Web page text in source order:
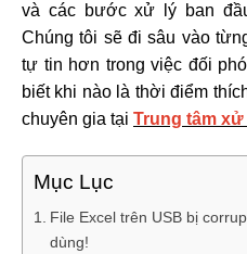
và các bước xử lý ban
Chúng tôi sẽ đi sâu vào
tự tin hơn trong việc đối
biết khi nào là thời điểm
chuyên gia tại Trung tâm
Mục Lục
File Excel trên USB bị
dùng!